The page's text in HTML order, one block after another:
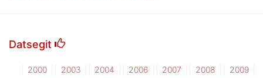
Datsegit
2000 2003 2004 2006 2007 2008
2009